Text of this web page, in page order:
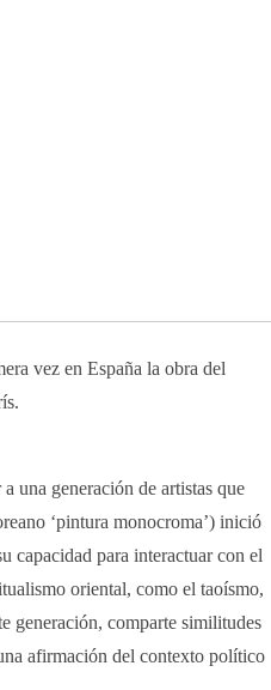
vez en España la obra del
una generación de artistas que
‘pintura monocroma’) inició
capacidad para interactuar con el
oriental, como el taoísmo,
generación, comparte similitudes
afirmación del contexto político